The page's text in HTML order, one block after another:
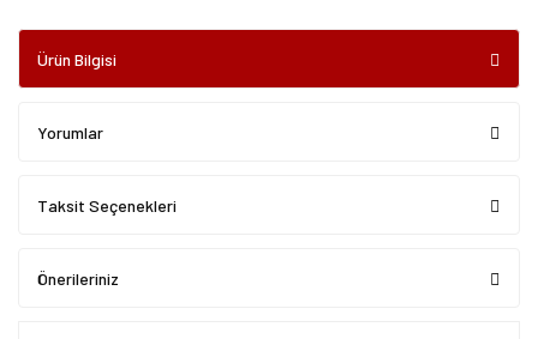
Ürün Bilgisi
Yorumlar
Taksit Seçenekleri
Önerileriniz